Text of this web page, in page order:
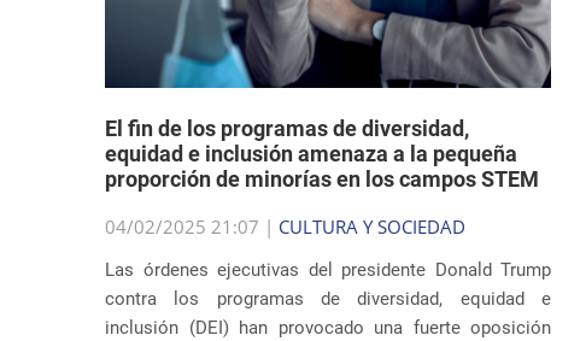
El fin de los programas de diversidad,
equidad e inclusión amenaza a la pequeña
proporción de minorías en los campos STEM
04/02/2025 21:07 | CULTURA Y SOCIEDAD
Las órdenes ejecutivas del presidente Donald Trump
contra los programas de diversidad, equidad e
inclusión (DEI) han provocado una fuerte oposición